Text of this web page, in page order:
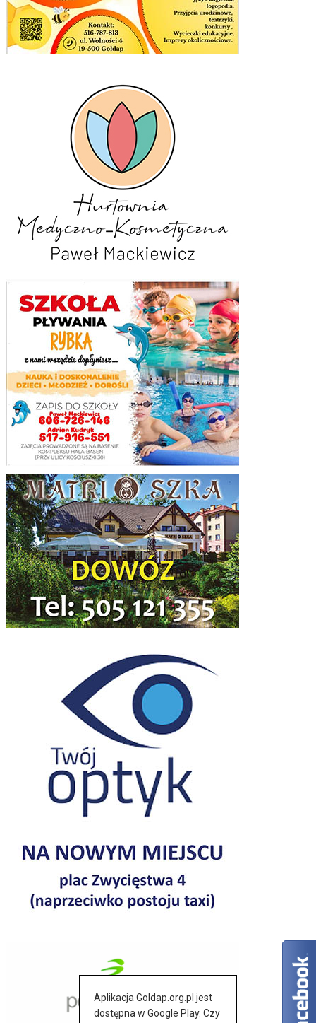
Aplikacja Goldap.org.pl jest
dostępna w Google Play. Czy